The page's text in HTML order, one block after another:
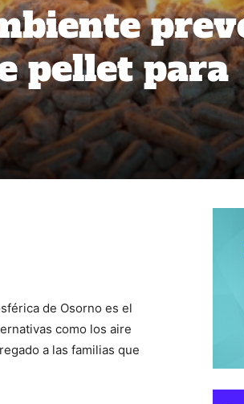
pellet para
de Osorno es el
como los aire
a las familias que